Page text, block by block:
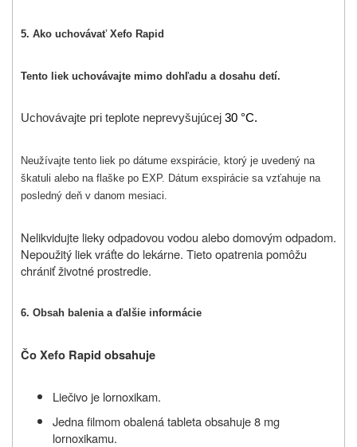
5. Ako uchovávať Xefo Rapid
Tento liek uchovávajte mimo dohľadu a dosahu detí.
Uchovávajte pri teplote neprevyšujúcej 30 °C.
Neužívajte tento liek po dátume exspirácie, ktorý je uvedený na
škatuli alebo na flaške po EXP. Dátum exspirácie sa vzťahuje na
posledný deň v danom mesiaci.
Nelikvidujte lieky odpadovou vodou alebo domovým odpadom.
Nepoužitý liek vráťte do lekárne. Tieto opatrenia pomôžu
chrániť životné prostredie.
6. Obsah balenia a ďalšie informácie
Čo Xefo Rapid obsahuje
Liečivo je lornoxikam.
Jedna filmom obalená tableta obsahuje 8 mg
lornoxikamu.